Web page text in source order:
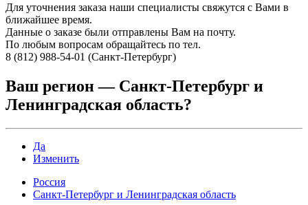
Для уточнения заказа наши специалисты свяжутся с Вами в
ближайшее время.
Данные о заказе были отправлены Вам на почту.
По любым вопросам обращайтесь по тел.
8 (812) 988-54-01 (Санкт-Петербург)
Ваш регион — Санкт-Петербург и
Ленинградская область?
Да
Изменить
Россия
Санкт-Петербург и Ленинградская область